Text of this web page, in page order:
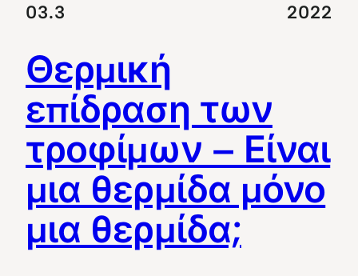
03.3 2022
Θερμική
επίδραση των
τροφίμων – Είναι
μια θερμίδα μόνο
μια θερμίδα;